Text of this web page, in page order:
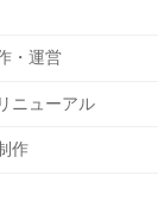
・運営
ニューアル
作